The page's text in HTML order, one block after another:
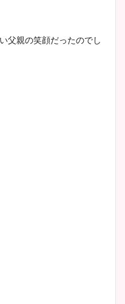
父親の笑顔だったのでし